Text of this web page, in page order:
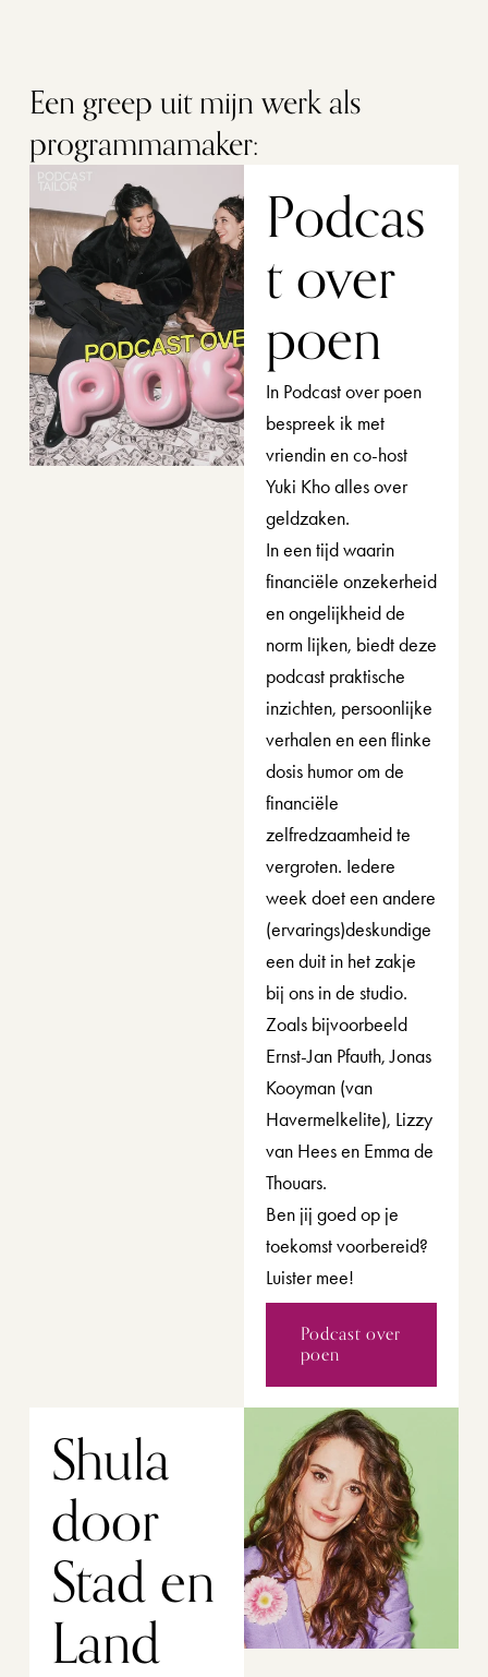
Een greep uit mijn werk als
programma­maker:
Podcas
t over
poen
In Podcast over poen
bespreek ik met
vriendin en co-host
Yuki Kho alles over
geldzaken.
In een tijd waarin
financiële onzekerheid
en ongelijkheid de
norm lijken, biedt deze
podcast praktische
inzichten, persoonlijke
verhalen en een flinke
dosis humor om de
financiële
zelfredzaamheid te
vergroten. Iedere
week doet een andere
(ervarings)deskundige
een duit in het zakje
bij ons in de studio.
Zoals bijvoorbeeld
Ernst-Jan Pfauth, Jonas
Kooyman (van
Havermelkelite), Lizzy
van Hees en Emma de
Thouars.
Ben jij goed op je
toekomst voorbereid?
Luister mee!
Podcast over
poen
Shula
door
Stad en
Land